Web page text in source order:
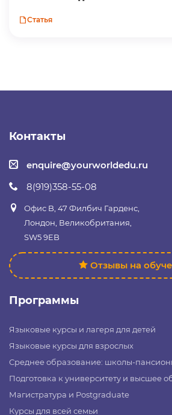
Статья
Контакты
enquire@yourworldedu.ru
8(919)358-55-08
Офис B, 47 Филбич Гарденс,
Лондон, Великобритания,
SW5 9EB
Отзывы на
Программы
Языковые курсы и лагеря для детей
Языковые курсы для взрослых
Среднее образование: школы-
Подготовка к университету и высшее
Магистратура и Postgraduate
Курсы для всей семьи